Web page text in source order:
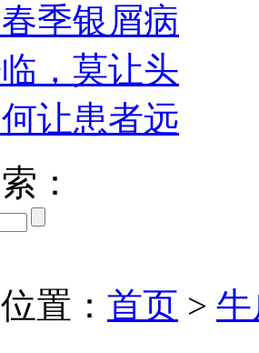
季银屑病
，莫让头
让患者远
：
置： 首页 >